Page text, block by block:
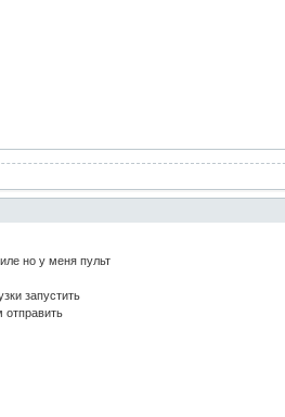
но у меня пульт
запустить
отправить